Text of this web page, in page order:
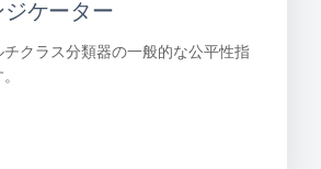
ケーター
クラス分類器の一般的な公平性指